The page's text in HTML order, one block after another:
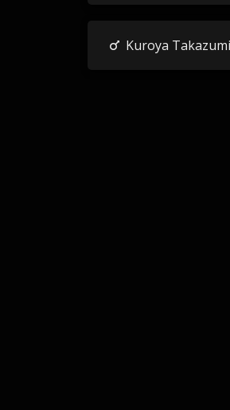
Kuroya Takazumi